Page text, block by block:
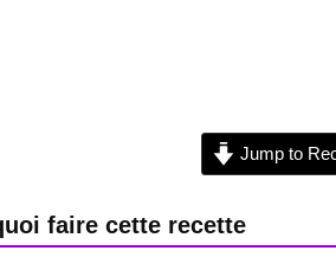
Jump to
faire cette recette